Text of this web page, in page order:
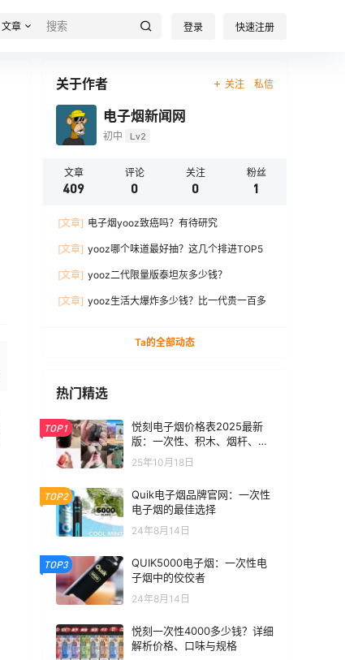
文章 登录 快速注册
关于作者 关注 私信
电子烟新闻网
初中 Lv2
文章
409
评论
0
关注
0
粉丝
1
[文章] 电子烟yooz致癌吗？有待研究
[文章] yooz哪个味道最好抽？这几个排进TOP5
[文章] yooz二代限量版泰坦灰多少钱？
[文章] yooz生活大爆炸多少钱？比一代贵一百多
Ta的全部动态
热门精选
TOP1
悦刻电子烟价格表2025最新
版：一次性、积木、烟杆、烟
弹全价位汇总
25年10月18日
TOP2
Quik电子烟品牌官网：一次性
电子烟的最佳选择
24年8月14日
TOP3
QUIK5000电子烟：一次性电
子烟中的佼佼者
24年8月14日
悦刻一次性4000多少钱？详细
解析价格、口味与规格